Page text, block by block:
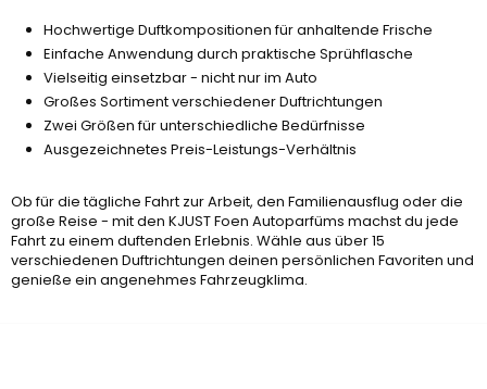
Hochwertige Duftkompositionen für anhaltende Frische
Einfache Anwendung durch praktische Sprühflasche
Vielseitig einsetzbar - nicht nur im Auto
Großes Sortiment verschiedener Duftrichtungen
Zwei Größen für unterschiedliche Bedürfnisse
Ausgezeichnetes Preis-Leistungs-Verhältnis
Ob für die tägliche Fahrt zur Arbeit, den Familienausflug oder die
große Reise - mit den KJUST Foen Autoparfüms machst du jede
Fahrt zu einem duftenden Erlebnis. Wähle aus über 15
verschiedenen Duftrichtungen deinen persönlichen Favoriten und
genieße ein angenehmes Fahrzeugklima.